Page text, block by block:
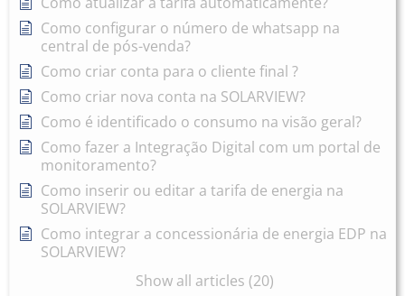
Como configurar o número de whatsapp na
central de pós-venda?
Como criar conta para o cliente final ?
Como criar nova conta na SOLARVIEW?
Como é identificado o consumo na visão geral?
Como fazer a Integração Digital com um portal de
monitoramento?
Como inserir ou editar a tarifa de energia na
SOLARVIEW?
Como integrar a concessionária de energia EDP na
SOLARVIEW?
Show all articles (20)